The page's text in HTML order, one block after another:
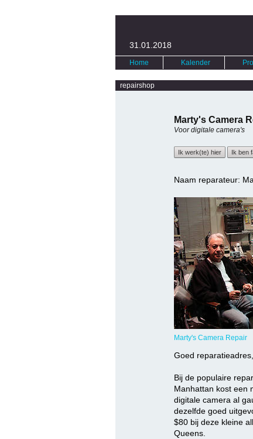
31.01.2018
Home Kalender
repairshop
Marty's Camera
Voor digitale camera's
Ik werk(te) hier Ik ben
Naam reparateur:
Marty's Camera Repair
Goed
Bij de populaire
Manhattan kost een
digitale camera al
dezelfde goed
$80 bij deze kleine
Queens.